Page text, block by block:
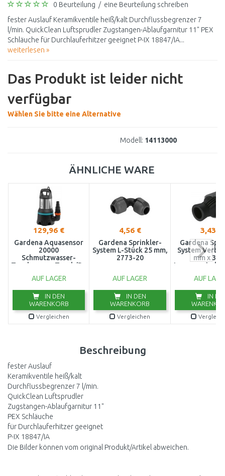
0 Beurteilung / eine Beurteilung schreiben
fester Auslauf Keramikventile heiß/kalt Durchflussbegrenzer 7
l/min. QuickClean Luftsprudler Zugstangen-Ablaufgarnitur 11" PEX
Schläuche für Durchlauferhitzer geeignet P-IX 18847/IA...
weiterlesen »
Das Produkt ist leider nicht
verfügbar
Wählen Sie bitte eine Alternative
Modell: 14113000
ÄHNLICHE WARE
129,96 €
Gardena Aquasensor
20000
Schmutzwasser-
Tauchpumpe,Tauch/Druckpumpe
9044-20
AUF LAGER
IN DEN
WARENKORB
Vergleichen
4,56 €
Gardena Sprinkler-
System L-Stück 25 mm,
2773-20
AUF LAGER
IN DEN
WARENKORB
Vergleichen
3,43 €
Gardena
System
mm x 3/
Innengewinde
AUF
IN
Beschreibung
fester Auslauf
Keramikventile heiß/kalt
Durchflussbegrenzer 7 l/min.
QuickClean Luftsprudler
Zugstangen-Ablaufgarnitur 11"
PEX Schläuche
für Durchlauferhitzer geeignet
P-IX 18847/IA
Die Bilder können vom original Produkt/Artikel abweichen.